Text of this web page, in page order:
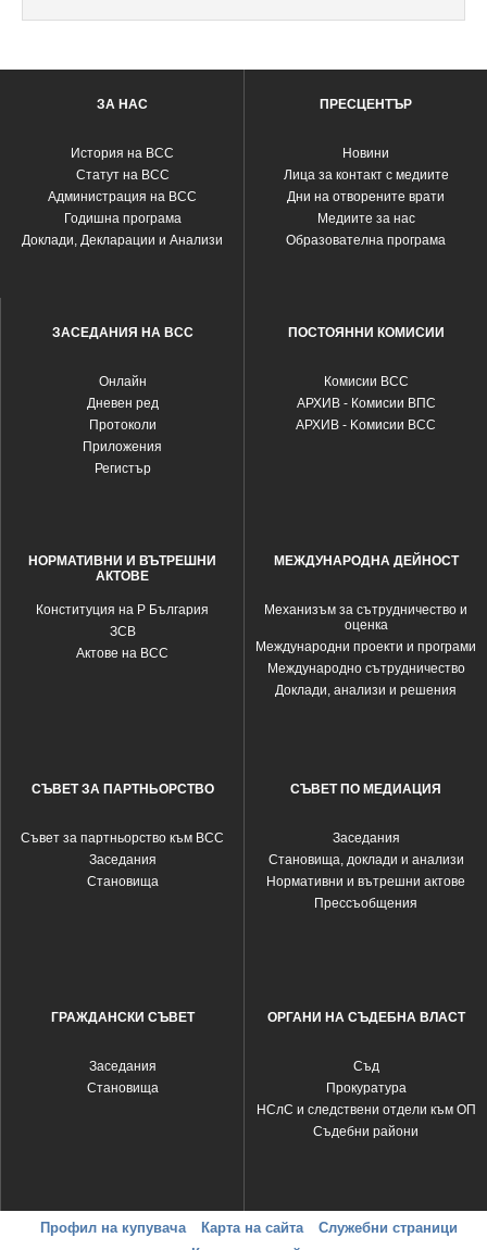
ЗА НАС
История на ВСС
Статут на ВСС
Администрация на ВСС
Годишна програма
Доклади, Декларации и Анализи
ПРЕСЦЕНТЪР
Новини
Лица за контакт с медиите
Дни на отворените врати
Медиите за нас
Образователна програма
ЗАСЕДАНИЯ НА ВСС
Oнлайн
Дневен ред
Протоколи
Приложения
Регистър
ПОСТОЯННИ КОМИСИИ
Комисии ВСС
АРХИВ - Комисии ВПС
АРХИВ - Kомисии ВСС
НОРМАТИВНИ И ВЪТРЕШНИ
АКТОВЕ
Конституция на Р България
ЗСВ
Актове на ВСС
МЕЖДУНАРОДНА ДЕЙНОСТ
Механизъм за сътрудничество и
оценка
Международни проекти и програми
Международно сътрудничество
Доклади, анализи и решения
СЪВЕТ ЗА ПАРТНЬОРСТВО
Съвет за партньорство към ВСС
Заседания
Становища
СЪВЕТ ПО МЕДИАЦИЯ
Заседания
Становища, доклади и анализи
Нормативни и вътрешни актове
Прессъобщения
ГРАЖДАНСКИ СЪВЕТ
Заседания
Становища
ОРГАНИ НА СЪДЕБНА ВЛАСТ
Съд
Прокуратура
НСлС и следствени отдели към ОП
Съдебни райони
Профил на купувача Карта на сайта
Служебни страници